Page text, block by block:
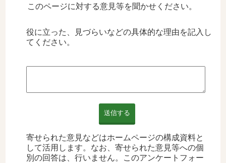
このページに対する意見等を聞かせください。
役に立った、見づらいなどの具体的な理由を記入し
てください。
送信する
寄せられた意見などはホームページの構成資料と
して活用します。なお、寄せられた意見等への個
別の回答は、行いません。このアンケートフォー